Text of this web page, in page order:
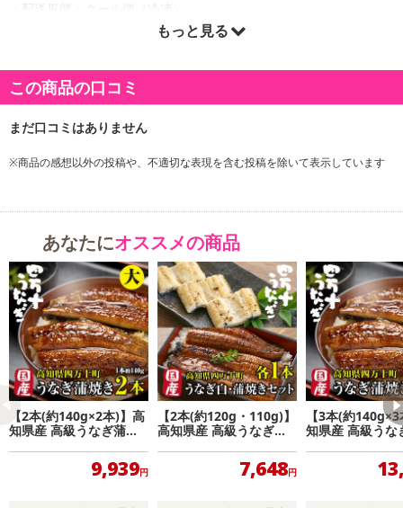
・配送形態：クール便（冷凍）
・配送日時の指定：「発送予定日」に配送日指定の記載がある場合
※発送予定日は到着日ではありません。
・商品は「サンタの贈り物」より出荷します。
商品詳細
もっと見る
この商品の口コミ
※商品の感想以外の投稿や、不適切な表現を含む投稿を除いて表示しています
あなたにオススメの商品
【2本(約140g×2本)】高
知県産 高級うなぎ蒲焼
(大) 贅沢な絶品うなぎ
9,939円
【2本(約120g・110g)】
高知県産 高級うなぎ白
焼・蒲焼 贅沢な絶品う
なぎの食べ比べセット
7,648円
【3本(約
知県産 高級うな
(大) 贅沢な絶品